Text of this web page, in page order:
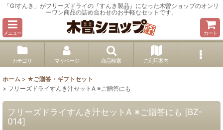
「GIすんき」がフリーズドライの『すんき製品』になった木曽ショップのオンリ
ーワン商品の詰め合わせのお手軽なセットです。
メニュー カート
カテゴリ マイページ 商品検索 ご利用案内
ホーム > ★ご贈答・ギフトセット
> フリーズドライすんき汁セットA ※ご贈答にも
フリーズドライすんき汁セットA ※ご贈答にも [BZ-
014]